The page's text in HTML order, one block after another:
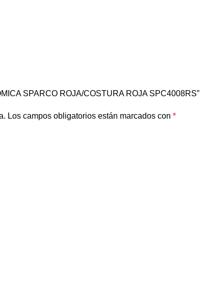
SPARCO ROJA/COSTURA ROJA SPC4008RS”
Los campos obligatorios están marcados con *